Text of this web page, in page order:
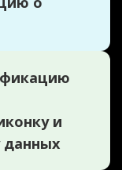
и
данных